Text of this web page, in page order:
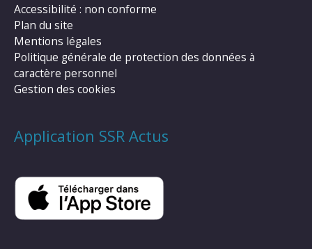
Accessibilité : non conforme
Plan du site
Mentions légales
Politique générale de protection des données à
caractère personnel
Gestion des cookies
Application SSR Actus